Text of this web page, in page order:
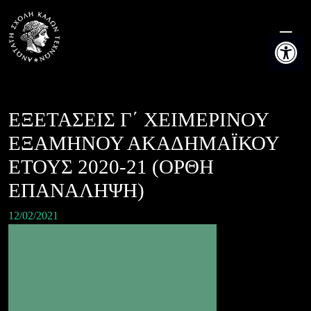
Ανοίξτε
content
ΕΞΕΤΑΣΕΙΣ Γ΄ ΧΕΙΜΕΡΙΝΟΥ
ΕΞΑΜΗΝΟΥ ΑΚΑΔΗΜΑΪΚΟΥ
ΕΤΟΥΣ 2020-21 (ΟΡΘΗ
ΕΠΑΝΑΛΗΨΗ)
12/02/2021